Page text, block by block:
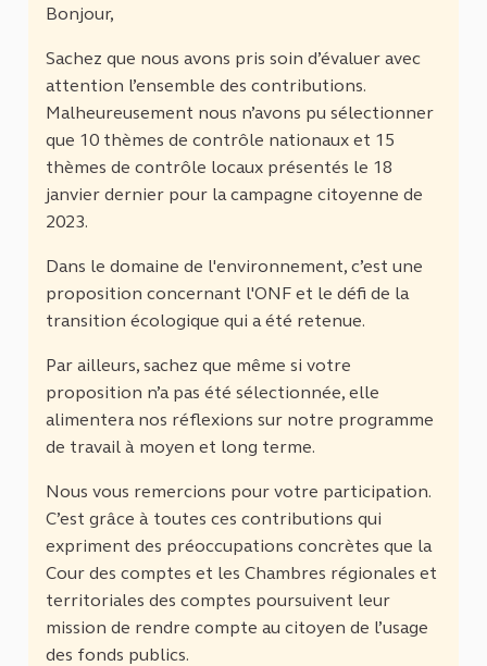
Bonjour,
Sachez que nous avons pris soin d’évaluer avec
attention l’ensemble des contributions.
Malheureusement nous n’avons pu sélectionner
que 10 thèmes de contrôle nationaux et 15
thèmes de contrôle locaux présentés le 18
janvier dernier pour la campagne citoyenne de
2023.
Dans le domaine de l'environnement, c’est une
proposition concernant l'ONF et le défi de la
transition écologique qui a été retenue.
Par ailleurs, sachez que même si votre
proposition n’a pas été sélectionnée, elle
alimentera nos réflexions sur notre programme
de travail à moyen et long terme.
Nous vous remercions pour votre participation.
C’est grâce à toutes ces contributions qui
expriment des préoccupations concrètes que la
Cour des comptes et les Chambres régionales et
territoriales des comptes poursuivent leur
mission de rendre compte au citoyen de l’usage
des fonds publics.